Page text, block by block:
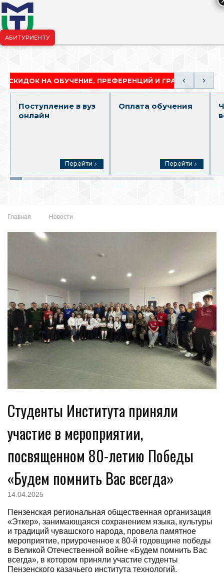
АБИТУРИЕНТУ
НА ОБУЧЕНИЕ, ПРЕФЕРЕНЦИЙ И ГРАНТОВ
Поступление в вуз
онлайн
Перейти
Оплата обучения
Перейти
Главная Новости
Студенты Института приняли
участие в мероприятии,
посвященном 80-летию Победы
«Будем помнить Вас всегда»
14.04.2025
Пензенская региональная общественная организация
«Эткер», занимающаяся сохранением языка, культуры
и традиций чувашского народа, провела памятное
мероприятие, приуроченное к 80-й годовщине победы
в Великой Отечественной войне «Будем помнить Вас
всегда», в котором приняли участие студенты
Пензенского казачьего института технологий.